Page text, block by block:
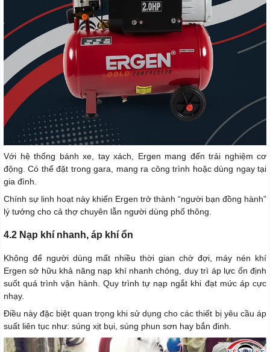
Với hệ thống bánh xe, tay xách, Ergen mang đến trải nghiệm cơ
động. Có thể đặt trong gara, mang ra công trình hoặc dùng ngay tại
gia đình.
Chính sự linh hoạt này khiến Ergen trở thành “người bạn đồng hành”
lý tưởng cho cả thợ chuyên lẫn người dùng phổ thông.
4.2 Nạp khí nhanh, áp khí ổn
Không để người dùng mất nhiều thời gian chờ đợi, máy nén khí
Ergen sở hữu khả năng nạp khí nhanh chóng, duy trì áp lực ổn định
suốt quá trình vận hành. Quy trình tự nạp ngắt khi đạt mức áp cực
nhạy.
Điều này đặc biệt quan trọng khi sử dụng cho các thiết bị yêu cầu áp
suất liên tục như: súng xịt bụi, súng phun sơn hay bắn đinh.